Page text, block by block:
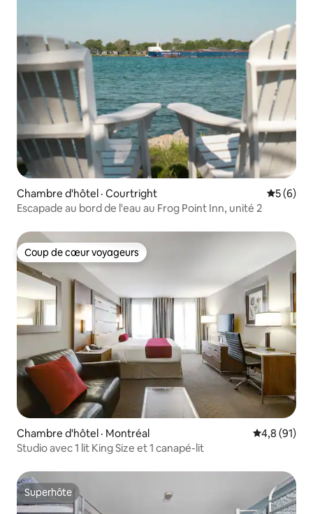
Chambre d'hôtel · Courtright Note
5 (6)
Escapade au bord de l'eau au Frog Point Inn, unité 2
Coup de cœur voyageurs
Coup de cœur voyageurs
Chambre d'hôtel · Montréal Note
4,8 (91)
Studio avec 1 lit King Size et 1 canapé-lit
Superhôte
Superhôte